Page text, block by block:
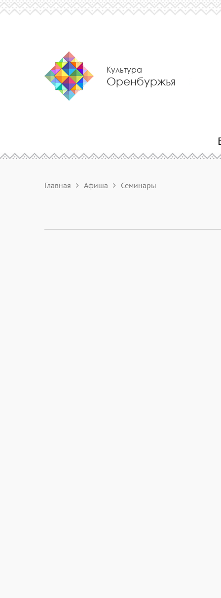
Культура
Оренбуржья
Главная Афиша Семинары